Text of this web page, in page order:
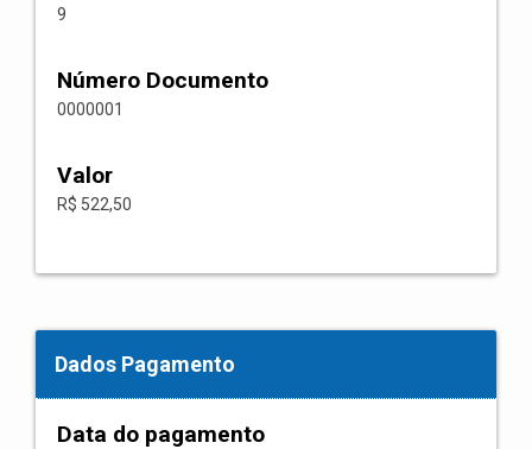
9
Número Documento
0000001
Valor
R$ 522,50
Dados Pagamento
Data do pagamento